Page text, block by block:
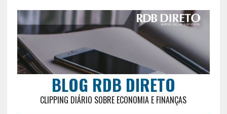
BLOG RDB DIRETO
CLIPPING DIÁRIO SOBRE ECONOMIA E FINANÇAS